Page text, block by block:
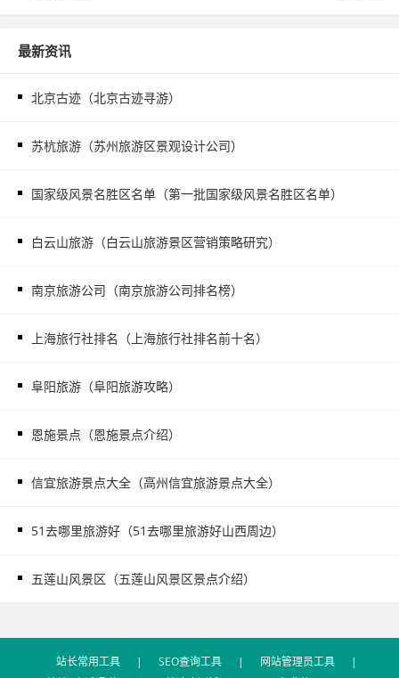
最新资讯
北京古迹（北京古迹寻游）
苏杭旅游（苏州旅游区景观设计公司）
国家级风景名胜区名单（第一批国家级风景名胜区名单）
白云山旅游（白云山旅游景区营销策略研究）
南京旅游公司（南京旅游公司排名榜）
上海旅行社排名（上海旅行社排名前十名）
阜阳旅游（阜阳旅游攻略）
恩施景点（恩施景点介绍）
信宜旅游景点大全（高州信宜旅游景点大全）
51去哪里旅游好（51去哪里旅游好山西周边）
五莲山风景区（五莲山风景区景点介绍）
站长常用工具 | SEO查询工具 | 网站管理员工具
|